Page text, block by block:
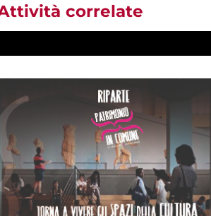
correlate